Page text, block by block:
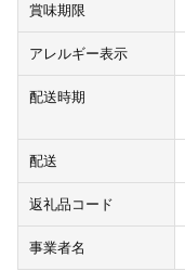
賞味期限
アレルギー表示
配送時期
配送
返礼品コード
事業者名